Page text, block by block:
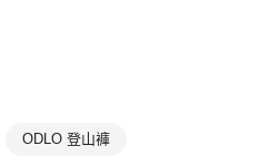
ODLO 登山褲